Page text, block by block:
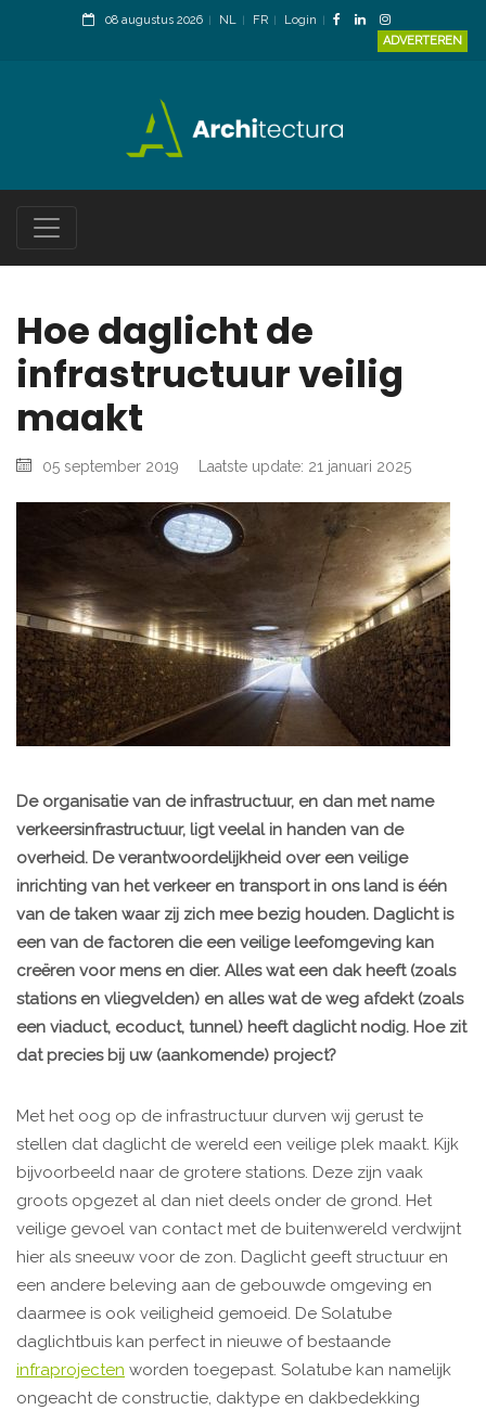
08 augustus 2026 NL FR
Login
ADVERTEREN
Hoe daglicht de
infrastructuur veilig
maakt
05 september 2019 Laatste update: 21 januari 2025
De organisatie van de infrastructuur, en dan met name
verkeersinfrastructuur, ligt veelal in handen van de
overheid. De verantwoordelijkheid over een veilige
inrichting van het verkeer en transport in ons land is één
van de taken waar zij zich mee bezig houden. Daglicht is
een van de factoren die een veilige leefomgeving kan
creëren voor mens en dier. Alles wat een dak heeft (zoals
stations en vliegvelden) en alles wat de weg afdekt (zoals
een viaduct, ecoduct, tunnel) heeft daglicht nodig. Hoe zit
dat precies bij uw (aankomende) project?
Met het oog op de infrastructuur durven wij gerust te
stellen dat daglicht de wereld een veilige plek maakt. Kijk
bijvoorbeeld naar de grotere stations. Deze zijn vaak
groots opgezet al dan niet deels onder de grond. Het
veilige gevoel van contact met de buitenwereld verdwijnt
hier als sneeuw voor de zon. Daglicht geeft structuur en
een andere beleving aan de gebouwde omgeving en
daarmee is ook veiligheid gemoeid. De Solatube
daglichtbuis kan perfect in nieuwe of bestaande
infraprojecten worden toegepast. Solatube kan namelijk
ongeacht de constructie, daktype en dakbedekking